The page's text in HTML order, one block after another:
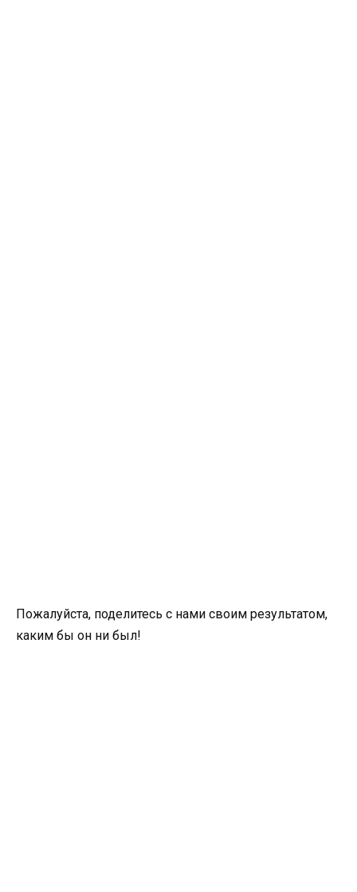
Пожалуйста, поделитесь с нами своим результатом,
каким бы он ни был!